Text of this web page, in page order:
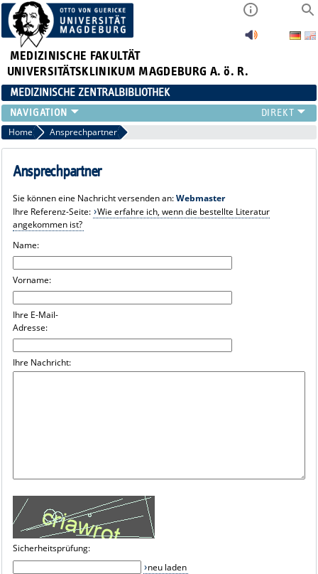
MEDIZINISCHE FAKULTÄT
UNIVERSITÄTSKLINIKUM MAGDEBURG A. ö. R.
MEDIZINISCHE ZENTRALBIBLIOTHEK
LITERATURSUCHE
SERVICE
INFORMATIONSKOMPETENZ
PUBLIZIEREN
NEU HIER?
Home Ansprechpartner
Ansprechpartner
Sie können eine Nachricht versenden an:Webmaster
Ihre Referenz-Seite: Wie erfahre ich, wenn die bestellte Literatur
angekommen ist?
Name:
Vorname:
Ihre E-Mail-
Adresse:
Ihre Nachricht:
Sicherheitsprüfung:
neu laden